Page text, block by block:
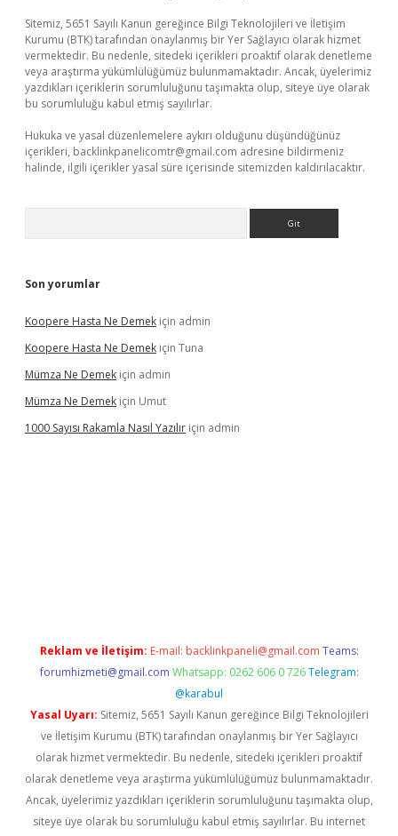
Sitemiz, 5651 Sayılı Kanun gereğince Bilgi Teknolojileri ve İletişim
Kurumu (BTK) tarafından onaylanmış bir Yer Sağlayıcı olarak hizmet
vermektedir. Bu nedenle, sitedeki içerikleri proaktif olarak denetleme
veya araştırma yükümlülüğümüz bulunmamaktadır. Ancak, üyelerimiz
yazdıkları içeriklerin sorumluluğunu taşımakta olup, siteye üye olarak
bu sorumluluğu kabul etmiş sayılırlar.
Hukuka ve yasal düzenlemelere aykırı olduğunu düşündüğünüz
içerikleri, backlinkpanelicomtr@gmail.com adresine bildirmeniz
halinde, ilgili içerikler yasal süre içerisinde sitemizden kaldırılacaktır.
Son yorumlar
Koopere Hasta Ne Demek için admin
Koopere Hasta Ne Demek için Tuna
Mümza Ne Demek için admin
Mümza Ne Demek için Umut
1000 Sayısı Rakamla Nasıl Yazılır için admin
Reklam ve İletişim: E-mail: backlinkpaneli@gmail.com Teams:
forumhizmeti@gmail.com Whatsapp: 0262 606 0 726 Telegram:
@karabul
Yasal Uyarı: Sitemiz, 5651 Sayılı Kanun gereğince Bilgi Teknolojileri
ve İletişim Kurumu (BTK) tarafından onaylanmış bir Yer Sağlayıcı
olarak hizmet vermektedir. Bu nedenle, sitedeki içerikleri proaktif
olarak denetleme veya araştırma yükümlülüğümüz bulunmamaktadır.
Ancak, üyelerimiz yazdıkları içeriklerin sorumluluğunu taşımakta olup,
siteye üye olarak bu sorumluluğu kabul etmiş sayılırlar. Bu internet